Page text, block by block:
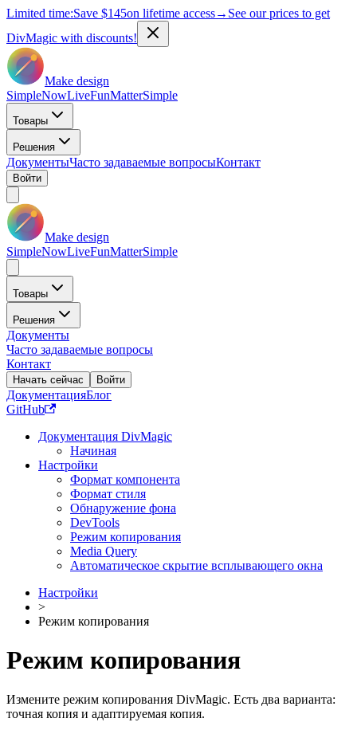
Limited time:Save $145on lifetime access→ See our prices to get
DivMagic with discounts!
Make design
SimpleNowLiveFunMatterSimple
Товары
Решения
ДокументыЧасто задаваемые вопросыКонтакт
Войти
Make design
SimpleNowLiveFunMatterSimple
Товары
Решения
Документы
Часто задаваемые вопросы
Контакт
Начать сейчас Войти
ДокументацияБлог
GitHub
Документация DivMagic
Начиная
Настройки
Формат компонента
Формат стиля
Обнаружение фона
DevTools
Режим копирования
Media Query
Автоматическое скрытие всплывающего окна
Настройки
>
Режим копирования
Режим копирования
Измените режим копирования DivMagic. Есть два варианта:
точная копия и адаптируемая копия.